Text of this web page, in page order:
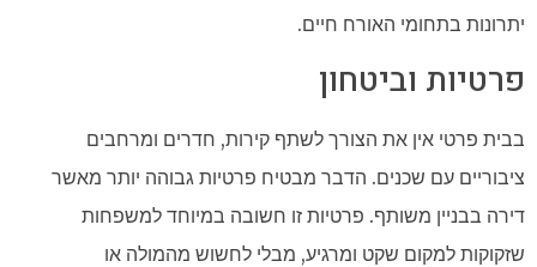
יתרונות בתחומי האורח חיים.
פרטיות וביטחון
בבית פרטי אין את הצורך לשתף קירות, חדרים ומרחבים
ציבוריים עם שכנים. הדבר מבטיח פרטיות גבוהה יותר מאשר
דירה בבניין משותף. פרטיות זו חשובה במיוחד למשפחות
שזקוקות למקום שקט ומרגיע, מבלי לחשוש מהמולה או